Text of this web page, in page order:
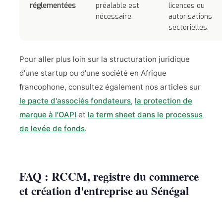
réglementées
préalable est
nécessaire.
licences ou
autorisations
sectorielles.
Pour aller plus loin sur la structuration juridique
d'une startup ou d'une société en Afrique
francophone, consultez également nos articles sur
le pacte d'associés fondateurs, la protection de
marque à l'OAPI et la term sheet dans le processus
de levée de fonds.
FAQ : RCCM, registre du commerce
et création d'entreprise au Sénégal